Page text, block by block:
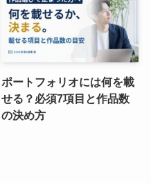
ポートフォリオには何を載
せる？必須7項目と作品数
の決め方